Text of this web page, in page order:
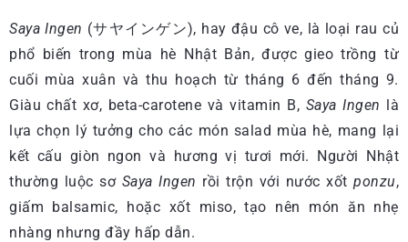
Saya Ingen (サヤインゲン), hay đậu cô ve, là loại rau củ
phổ biến trong mùa hè Nhật Bản, được gieo trồng từ
cuối mùa xuân và thu hoạch từ tháng 6 đến tháng 9.
Giàu chất xơ, beta-carotene và vitamin B, Saya Ingen là
lựa chọn lý tưởng cho các món salad mùa hè, mang lại
kết cấu giòn ngon và hương vị tươi mới. Người Nhật
thường luộc sơ Saya Ingen rồi trộn với nước xốt ponzu,
giấm balsamic, hoặc xốt miso, tạo nên món ăn nhẹ
nhàng nhưng đầy hấp dẫn.